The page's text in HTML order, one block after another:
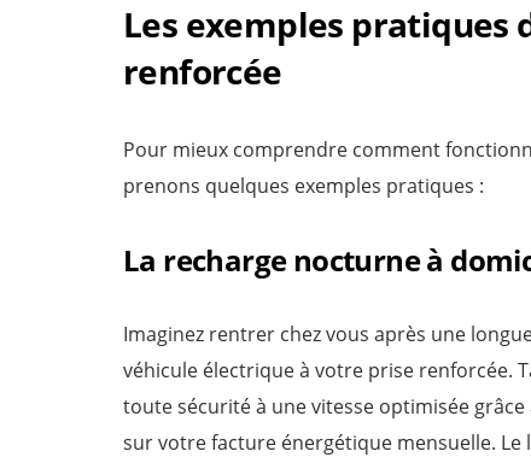
Les exemples pratiques
renforcée
Pour mieux comprendre comment
prenons quelques exemples pratiques :
La recharge nocturne à
Imaginez rentrer chez vous après une
véhicule électrique à votre prise renforcée.
toute sécurité à une vitesse optimisée
sur votre facture énergétique mensuelle.